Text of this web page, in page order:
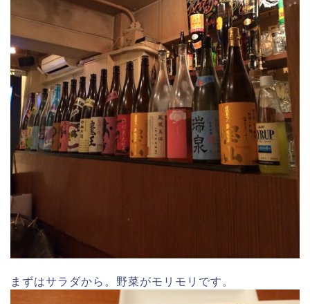
まずはサラダから。野菜がモリモリです。